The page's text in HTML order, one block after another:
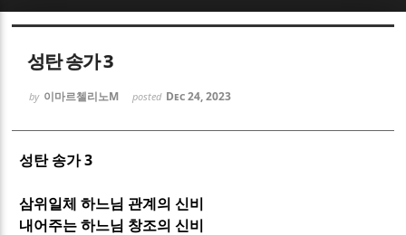
성탄 송가 3
by 이마르첼리노M posted Dec 24, 2023
성탄 송가3
삼위일체 하느님 관계의 신비
내어주는 하느님 창조의 신비
Sketchbook5, 스케치북5
Sketchbook5, 스케치북5
Sketchbook5, 스케치북5
Sketchbook5, 스케치북5